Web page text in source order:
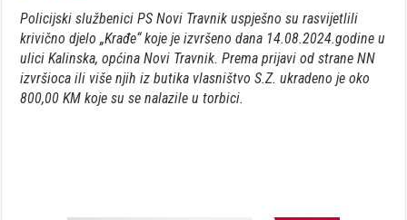
Policijski službenici PS Novi Travnik uspješno su rasvijetlili
krivično djelo „Krađe“ koje je izvršeno dana 14.08.2024.godine u
ulici Kalinska, općina Novi Travnik. Prema prijavi od strane NN
izvršioca ili više njih iz butika vlasništvo S.Z. ukradeno je oko
800,00 KM koje su se nalazile u torbici.